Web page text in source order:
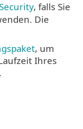
, falls Sie
Die
, um
Ihres